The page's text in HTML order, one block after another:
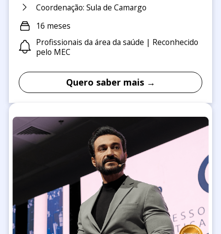
Coordenação: Sula de Camargo
16 meses
Profissionais da área da saúde | Reconhecido
pelo MEC
Quero saber mais →